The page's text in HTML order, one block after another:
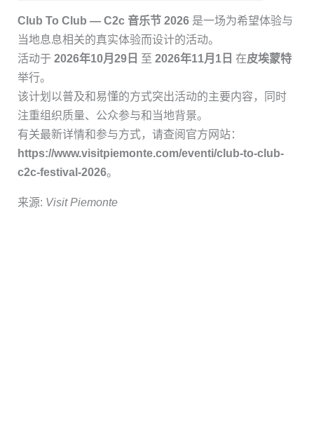
Club To Club — C2c 音乐节 2026是一场为希望体验与
当地息息相关的真实体验而设计的活动。
活动于 2026年10月29日 至 2026年11月1日 在皮埃蒙特
举行。
该计划以普及和易懂的方式突出活动的主要内容，同时
注重组织质量、公众参与和当地背景。
有关最新详情和参与方式，请查阅官方网站：
https://www.visitpiemonte.com/eventi/club-to-club-
c2c-festival-2026。
来源: Visit Piemonte